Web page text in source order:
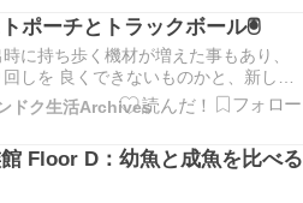
ア公開の実験にて予告編の動画⇩…
ポーチとトラックボール🖲️
に持ち歩く機材が増えた事もあり、
回しを 良くできないものかと、新しい
ーチを購入してみる事に。 当初は、
ポーチを考えていたものの、⇧写真の物
るような物で落ち着いた。 …
ドク生活Archives
Floor D：幼魚と成魚を比べる